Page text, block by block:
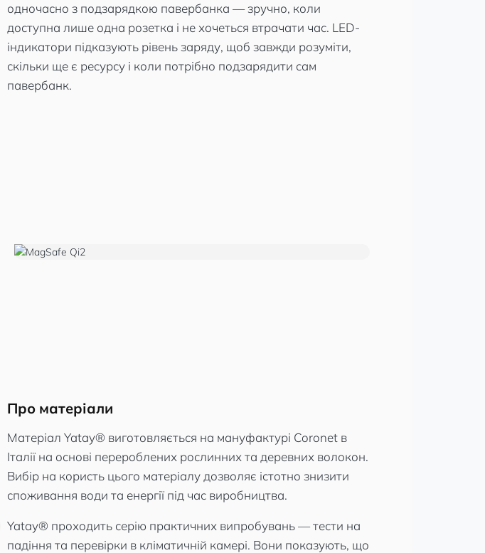
одночасно з подзарядкою павербанка — зручно, коли
доступна лише одна розетка і не хочеться втрачати час. LED-
індикатори підказують рівень заряду, щоб завжди розуміти,
скільки ще є ресурсу і коли потрібно подзарядити сам
павербанк.
Про матеріали
Матеріал Yatay® виготовляється на мануфактурі Coronet в
Італії на основі перероблених рослинних та деревних волокон.
Вибір на користь цього матеріалу дозволяє істотно знизити
споживання води та енергії під час виробництва.
Yatay® проходить серію практичних випробувань — тести на
падіння та перевірки в кліматичній камері. Вони показують, що